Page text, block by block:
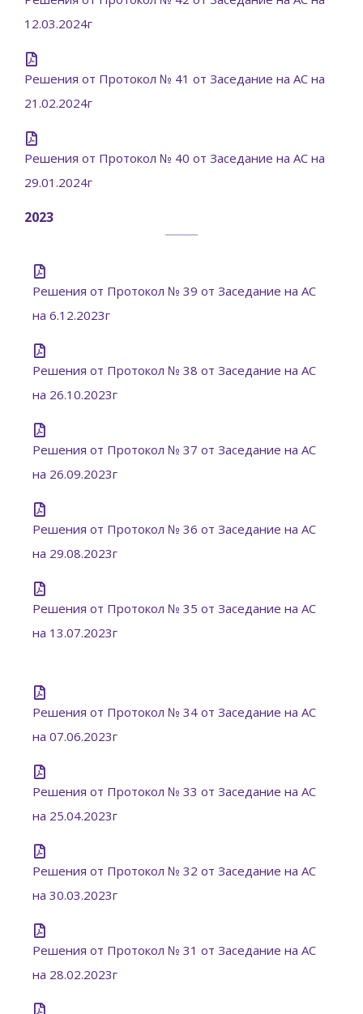
12.03.2024г
Решения от Протокол № 41 от Заседание на АС на
21.02.2024г
Решения от Протокол № 40 от Заседание на АС на
29.01.2024г
2023
Решения от Протокол № 39 от Заседание на АС
на 6.12.2023г
Решения от Протокол № 38 от Заседание на АС
на 26.10.2023г
Решения от Протокол № 37 от Заседание на АС
на 26.09.2023г
Решения от Протокол № 36 от Заседание на АС
на 29.08.2023г
Решения от Протокол № 35 от Заседание на АС
на 13.07.2023г
Решения от Протокол № 34 от Заседание на АС
на 07.06.2023г
Решения от Протокол № 33 от Заседание на АС
на 25.04.2023г
Решения от Протокол № 32 от Заседание на АС
на 30.03.2023г
Решения от Протокол № 31 от Заседание на АС
на 28.02.2023г